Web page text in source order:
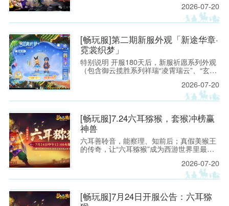
克强敌【紫禁城】，再度捧起武神坛冠军奖
杯，重回武神之巅。 本场对决堪称武神坛战
术博弈的经典之战：禁选阶段双方针锋相
用莲台仙子普陀山精准反制咒师体系，面
对“打蓝”阵容从容应对，最终凭借关键回合
的果断出击锁定胜局。
2026-07-20
[畅玩服]第二期新服外观「新途华章·
霓裳织梦」
特别说明 开服180天后，新服祈愿系列外观
（包含御云揽胜系列祥瑞“凌霄瑞云”、“玄霆
系列锦衣“仙境奇旅”、光环“琼华戏梦”、足
迹“灵灯踏星”），将上架霓裳宝阁“典藏”，少
侠可使用霓裳积分购买。 [畅玩服]第一期新
2026-07-20
[畅玩服]7.24六耳猕猴，套猴冲榜赢
神兽
六耳善聆音，能察理、知前后；真假美猴王
的传奇，让“六耳猕猴”成为西游世界里最令
与不服输的豪气将化作一场全新的三界邀约
——2026年7月24日 12:00《梦幻西游》电
脑版畅玩服【六耳猕猴】即将开启！
2026-07-20
[畅玩服]7月24日开服公告：六耳猕